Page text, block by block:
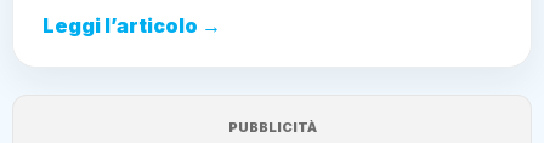
Leggi l’articolo →
PUBBLICITÀ